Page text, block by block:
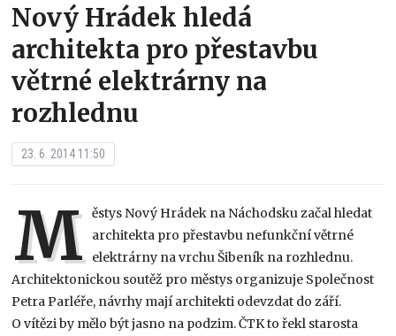
Nový Hrádek hledá
architekta pro přestavbu
větrné elektrárny na
rozhlednu
23. 6. 2014 11:50
M ěstys Nový Hrádek na Náchodsku začal hledat
architekta pro přestavbu nefunkční větrné
elektrárny na vrchu Šibeník na rozhlednu.
Architektonickou soutěž pro městys organizuje Společnost
Petra Parléře, návrhy mají architekti odevzdat do září.
O vítězi by mělo být jasno na podzim. ČTK to řekl starosta